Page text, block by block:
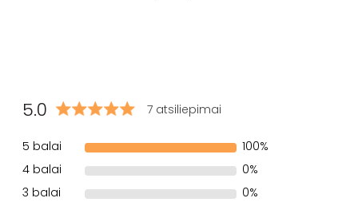
5.0 7 atsiliepimai
5 balai
100%
4 balai
0%
3 balai
0%